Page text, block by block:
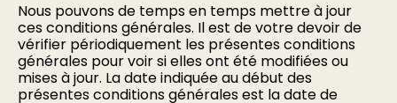
Nous pouvons de temps en temps mettre à jour
ces conditions générales. Il est de votre devoir de
vérifier périodiquement les présentes conditions
générales pour voir si elles ont été modifiées ou
mises à jour. La date indiquée au début des
présentes conditions générales est la date de